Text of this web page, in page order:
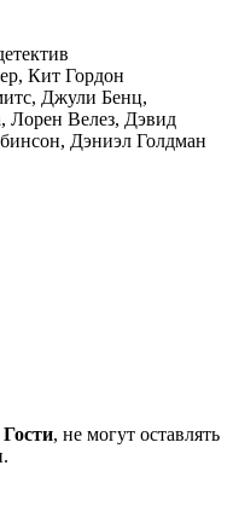
Кит Гордон
Джули Бенц,
Лорен Велез, Дэвид
Дэниэл Голдман
Гости, не могут оставлять